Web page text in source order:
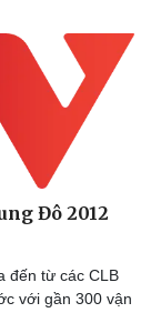
Đô 2012
đến từ các CLB
với gần 300 vận